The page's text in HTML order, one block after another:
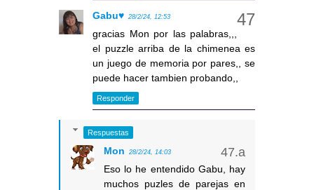
Gabu♥ 28/2/24, 12:53
gracias Mon por las palabras,,,
el puzzle arriba de la chimenea es
un juego de memoria por pares,, se
puede hacer tambien probando,,
Responder
Respuestas
Mon 28/2/24, 14:03
Eso lo he entendido Gabu, hay
muchos puzles de parejas en